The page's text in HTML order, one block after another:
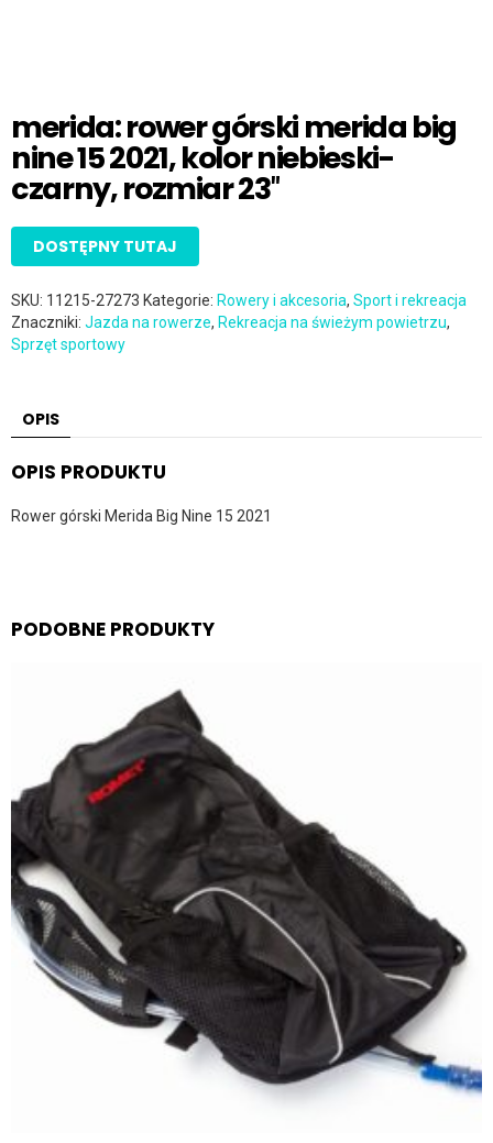
merida: rower górski merida big
nine 15 2021, kolor niebieski-
czarny, rozmiar 23″
DOSTĘPNY TUTAJ
SKU: 11215-27273 Kategorie: Rowery i akcesoria, Sport i rekreacja
Znaczniki: Jazda na rowerze, Rekreacja na świeżym powietrzu,
Sprzęt sportowy
OPIS
OPIS PRODUKTU
Rower górski Merida Big Nine 15 2021
PODOBNE PRODUKTY